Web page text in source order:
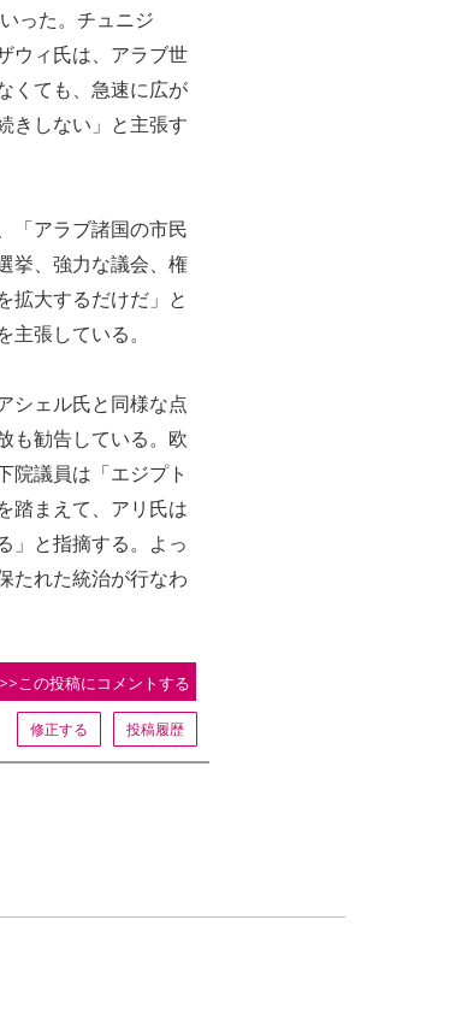
った。チュニジ
ウィ氏は、アラブ世
くても、急速に広が
きしない」と主張す
「アラブ諸国の市民
挙、強力な議会、権
拡大するだけだ」と
張している。
シェル氏と同様な点
も勧告している。欧
院議員は「エジプト
踏まえて、アリ氏は
」と指摘する。よっ
たれた統治が行なわ
この投稿にコメントする
修正する 投稿履歴